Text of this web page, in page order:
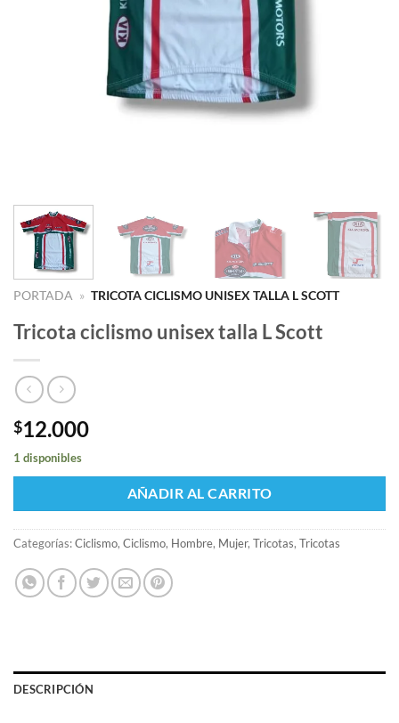
PORTADA » TRICOTA CICLISMO UNISEX TALLA L SCOTT
Tricota ciclismo unisex talla L Scott
$12.000
1 disponibles
AÑADIR AL CARRITO
Categorías:Ciclismo, Ciclismo, Hombre, Mujer, Tricotas, Tricotas
DESCRIPCIÓN